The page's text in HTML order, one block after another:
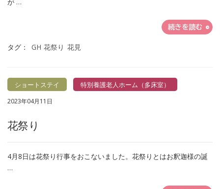
続きを読む
タグ： GH 花祭り 花見
ショートステイ 特別養護老人ホーム（多床室）
2023年04月11日
花祭り
4月8日は花祭り行事をおこないました。花祭りとはお釈迦様の誕
…